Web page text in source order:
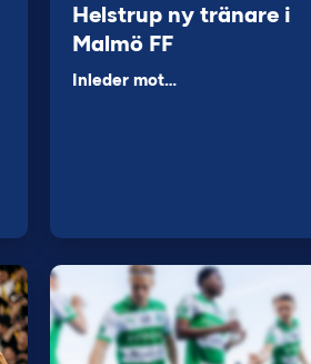
Helstrup ny tränare i
Malmö FF
Inleder mot…